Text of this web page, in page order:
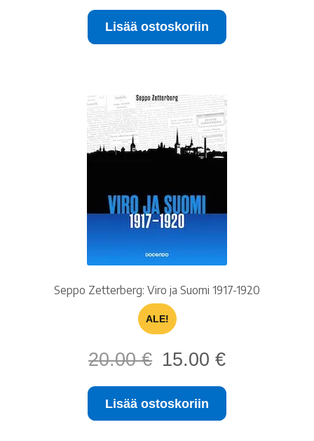
oli:
15.00 €.
on:
Lisää ostoskoriin
Seppo Zetterberg: Viro ja Suomi 1917-1920
ALE!
20.00€
Alkuperäinen
hinta
oli:
20.00 €.
15.00 €Nykyinen
on:
Lisää ostoskoriin